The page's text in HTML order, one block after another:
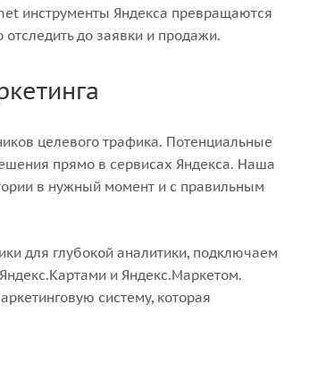
инструменты Яндекса превращаются
до заявки и продажи.
целевого трафика. Потенциальные
прямо в сервисах Яндекса. Наша
в нужный момент и с правильным
для глубокой аналитики, подключаем
и Яндекс.Маркетом.
систему, которая